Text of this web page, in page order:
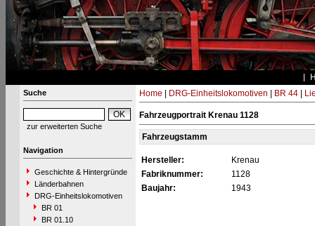
Suche
zur erweiterten Suche
Navigation
Geschichte & Hintergründe
Länderbahnen
DRG-Einheitslokomotiven
BR 01
BR 01.10
Home DRG-Einheitslokomotiven BR 44|
Fahrzeugportrait Krenau 1128
Fahrzeugstamm
Hersteller:
Krenau
Fabriknummer:
1128
Baujahr:
1943